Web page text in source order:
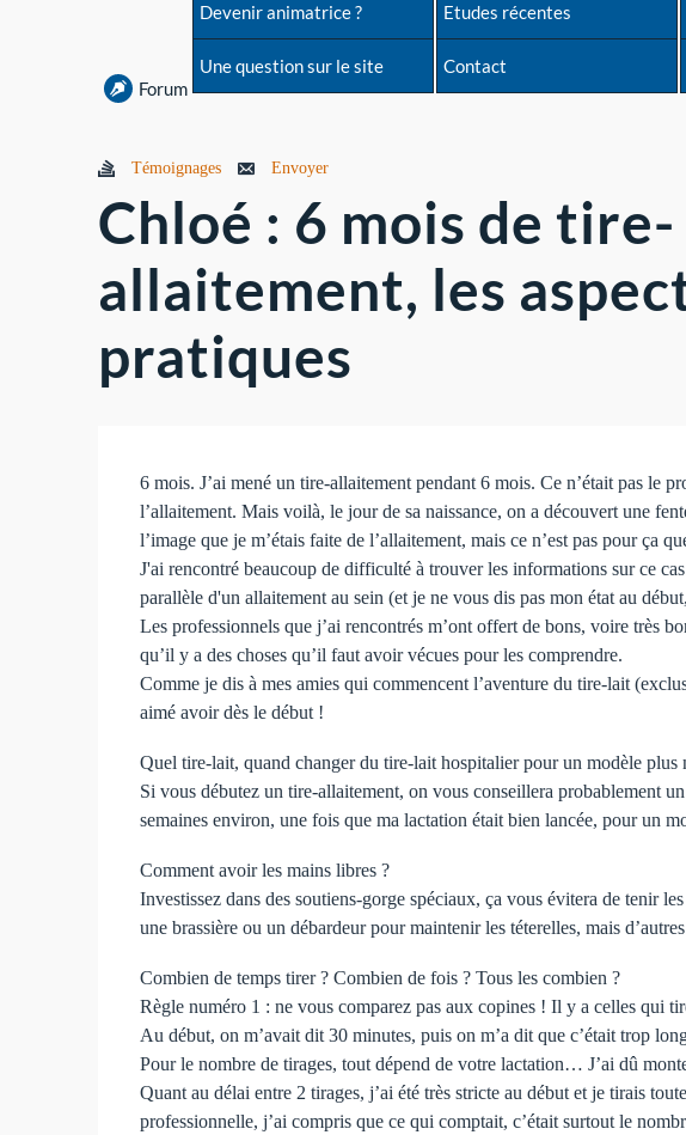
Forum
Devenir animatrice ?
Une question sur le site
Etudes récentes
Contact
Témoignages Envoyer
Chloé : 6 mois de tire-
allaitement, les
pratiques
6 mois. J’ai mené un tire-allaitement pendant 6 mois. Ce n’était pas le
l’allaitement. Mais voilà, le jour de sa naissance, on a découvert une
l’image que je m’étais faite de l’allaitement, mais ce n’est pas pour ça
J'ai rencontré beaucoup de difficulté à trouver les informations sur ce
parallèle d'un allaitement au sein (et je ne vous dis pas mon état au
Les professionnels que j’ai rencontrés m’ont offert de bons, voire très
qu’il y a des choses qu’il faut avoir vécues pour les comprendre.
Comme je dis à mes amies qui commencent l’aventure du tire-lait
aimé avoir dès le début !
Quel tire-lait, quand changer du tire-lait hospitalier pour un modèle plus
Si vous débutez un tire-allaitement, on vous conseillera probablement
semaines environ, une fois que ma lactation était bien lancée, pour un
Comment avoir les mains libres ?
Investissez dans des soutiens-gorge spéciaux, ça vous évitera de tenir
une brassière ou un débardeur pour maintenir les téterelles, mais
Combien de temps tirer ? Combien de fois ? Tous les combien ?
Règle numéro 1 : ne vous comparez pas aux copines ! Il y a celles qui
Au début, on m’avait dit 30 minutes, puis on m’a dit que c’était trop
Pour le nombre de tirages, tout dépend de votre lactation… J’ai dû
Quant au délai entre 2 tirages, j’ai été très stricte au début et je tirais
professionnelle, j’ai compris que ce qui comptait, c’était surtout le